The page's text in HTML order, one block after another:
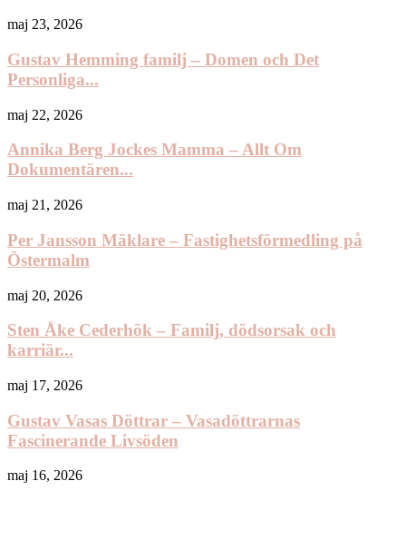
maj 23, 2026
Gustav Hemming familj – Domen och Det
Personliga...
maj 22, 2026
Annika Berg Jockes Mamma – Allt Om
Dokumentären...
maj 21, 2026
Per Jansson Mäklare – Fastighetsförmedling på
Östermalm
maj 20, 2026
Sten Åke Cederhök – Familj, dödsorsak och
karriär...
maj 17, 2026
Gustav Vasas Döttrar – Vasadöttrarnas
Fascinerande Livsöden
maj 16, 2026